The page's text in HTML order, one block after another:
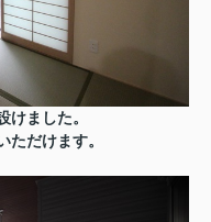
けました。
ただけます。